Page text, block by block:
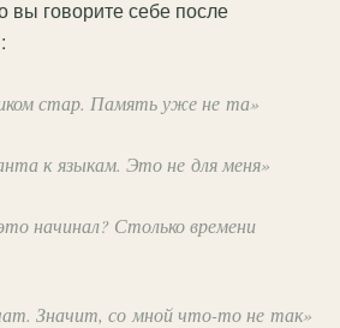
вы говорите себе после
стар. Память уже не та»
к языкам. Это не для меня»
начинал? Столько времени
Значит, со мной что-то не так»